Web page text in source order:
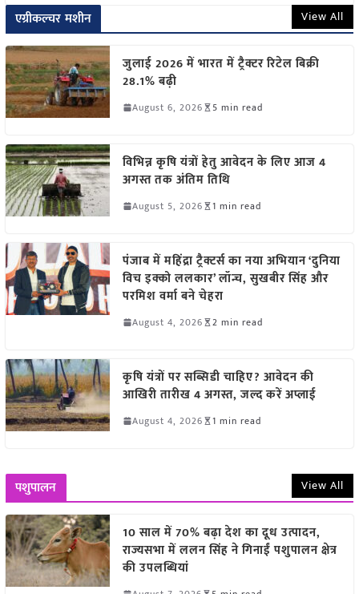
एग्रीकल्चर मशीन View All
जुलाई 2026 में भारत में ट्रैक्टर रिटेल बिक्री
28.1% बढ़ी
August 6, 2026 5 min read
विभिन्न कृषि यंत्रों हेतु आवेदन के लिए आज 4
अगस्त तक अंतिम तिथि
August 5, 2026 1 min read
पंजाब में महिंद्रा ट्रैक्टर्स का नया अभियान ‘दुनिया
विच इक्को ललकार’ लॉन्च, सुखबीर सिंह और
परमिश वर्मा बने चेहरा
August 4, 2026 2 min read
कृषि यंत्रों पर सब्सिडी चाहिए? आवेदन की
आखिरी तारीख 4 अगस्त, जल्द करें अप्लाई
August 4, 2026 1 min read
पशुपालन View All
10 साल में 70% बढ़ा देश का दूध उत्पादन,
राज्यसभा में ललन सिंह ने गिनाईं पशुपालन क्षेत्र
की उपलब्धियां